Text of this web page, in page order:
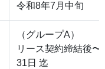
令和8年7月中旬
（グループA）
リース契約締結後〜
31日 迄